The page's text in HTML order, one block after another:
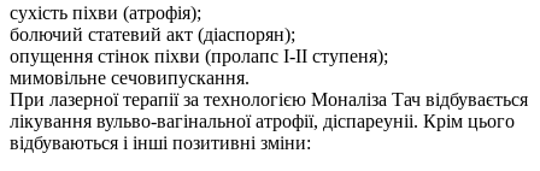
сухість піхви (атрофія);
болючий статевий акт (діаспорян);
опущення стінок піхви (пролапс I-II ступеня);
мимовільне сечовипускання.
При лазерної терапії за технологією Моналіза Тач відбувається
лікування вульво-вагінальної атрофії, діспареуніі. Крім цього
відбуваються і інші позитивні зміни: